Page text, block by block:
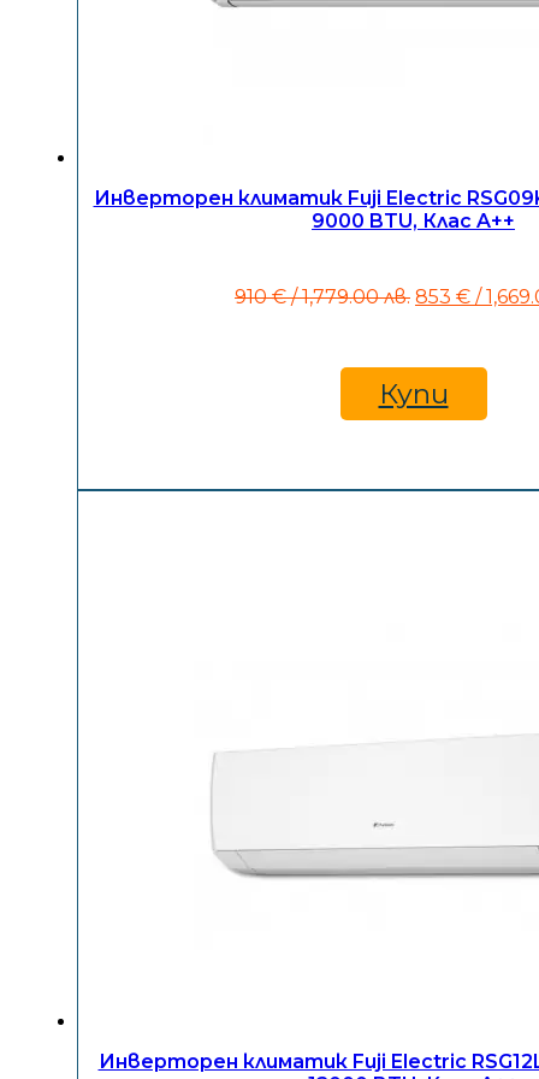
Инверторен климатик Fuji Electric
9000 BTU, Клас A++
910€ / 1,779.00 лв. Original
910 €
/
1,779.00
853 € /
Купи
Инверторен климатик Fuji Electric